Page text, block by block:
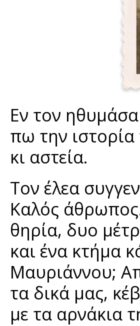
Εν τον
πω την ιστορία
κι αστεία.
Τον έλεα
Καλός
θηρία, δυο
και ένα κτήμα
Μαυριάννου;
τα δικά μας,
με τα αρνάκια